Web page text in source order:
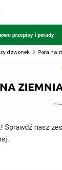
przepisy i porady
dzwonek Pora na
Sprawdź nasz